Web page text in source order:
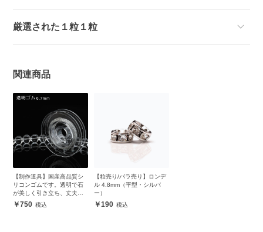
厳選された１粒１粒
関連商品
【制作道具】国産高品質シ
リコンゴムです。透明で石
が美しく引き立ち、丈夫で
安心750
【粒売り/バラ売り】ロンデ
ル 4.8mm（平型・シルバ
ー）
190